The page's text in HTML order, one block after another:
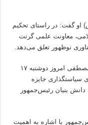
گفت: در راستای تحکیم
معاونت علمی گرنت
نوظهور تعلق می‌دهد.
جلسه شورای مشورتی و سیاستگذاری جایزه مصطفی امروز دوشنبه ۱۷
سیاستگذاری جایزه
دانش بنیان رئیس‌جمهور
با اشاره به اهمیت